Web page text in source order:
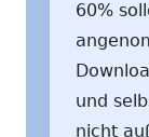
60%
und
nicht